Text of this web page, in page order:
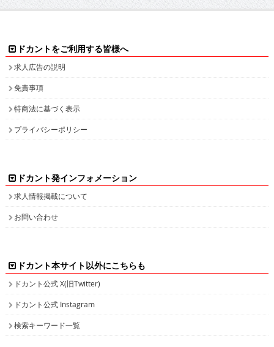
ドカントをご利用する皆様へ
求人広告の説明
免責事項
特商法に基づく表示
プライバシーポリシー
ドカント発インフォメーション
求人情報掲載について
お問い合わせ
ドカント本サイト以外にこちらも
ドカント公式 X(旧Twitter)
ドカント公式 Instagram
検索キーワード一覧